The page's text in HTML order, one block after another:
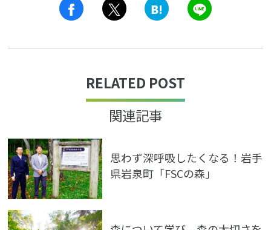
RELATED POST
関連記事
思わず深呼吸したくなる！岩手
県岩泉町「FSCの森」